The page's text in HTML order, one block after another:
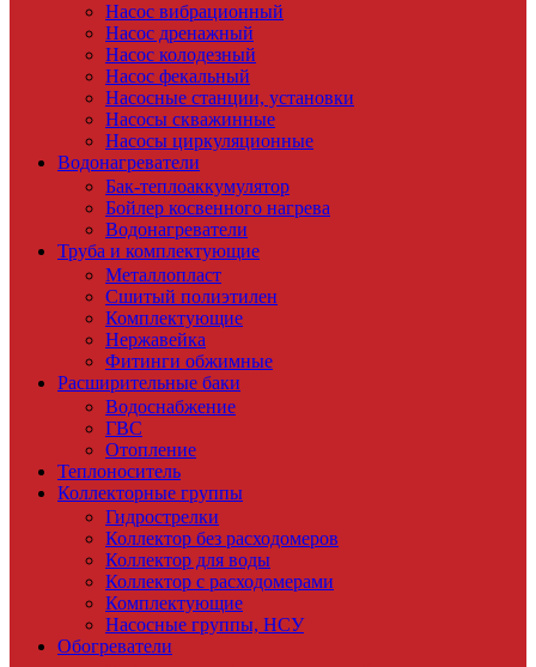
Насос вибрационный
Насос дренажный
Насос колодезный
Насос фекальный
Насосные станции, установки
Насосы скважинные
Насосы циркуляционные
Водонагреватели
Бак-теплоаккумулятор
Бойлер косвенного нагрева
Водонагреватели
Труба и комплектующие
Металлопласт
Сшитый полиэтилен
Комплектующие
Нержавейка
Фитинги обжимные
Расширительные баки
Водоснабжение
ГВС
Отопление
Теплоноситель
Коллекторные группы
Гидрострелки
Коллектор без расходомеров
Коллектор для воды
Коллектор с расходомерами
Комплектующие
Насосные группы, НСУ
Обогреватели